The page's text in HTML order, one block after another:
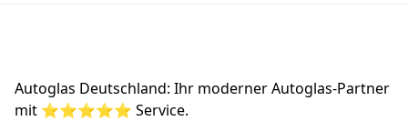
Autoglas Deutschland: Ihr moderner Autoglas-Partner
mit ⭐⭐⭐⭐⭐ Service.